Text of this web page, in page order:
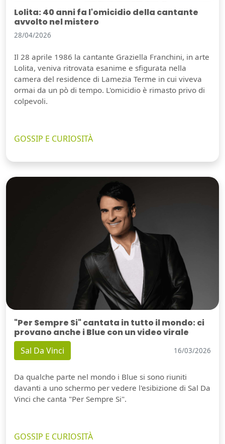
Lolita: 40 anni fa l'omicidio della cantante
avvolto nel mistero
28/04/2026
Il 28 aprile 1986 la cantante Graziella Franchini, in arte
Lolita, veniva ritrovata esanime e sfigurata nella
camera del residence di Lamezia Terme in cui viveva
ormai da un pò di tempo. L'omicidio è rimasto privo di
colpevoli.
GOSSIP E CURIOSITÀ
"Per Sempre Si" cantata in tutto il mondo: ci
provano anche i Blue con un video virale
Sal Da Vinci 16/03/2026
Da qualche parte nel mondo i Blue si sono riuniti
davanti a uno schermo per vedere l'esibizione di Sal Da
Vinci che canta "Per Sempre Si".
GOSSIP E CURIOSITÀ